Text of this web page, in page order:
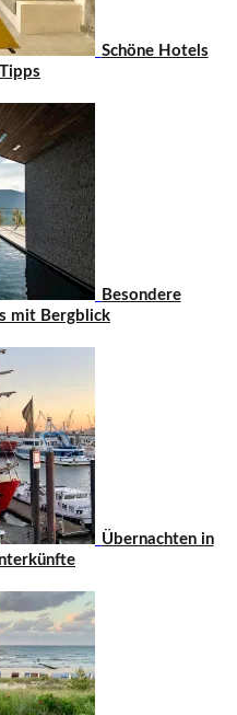
Schöne Hotels
Besondere
mit Bergblick
Übernachten in